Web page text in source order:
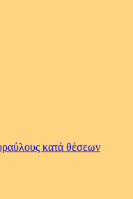
κατά θέσεων